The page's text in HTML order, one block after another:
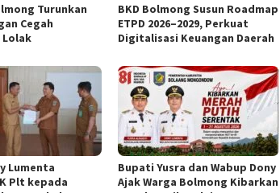
Turunkan
Cegah
BKD Bolmong Susun Roadmap
ETPD 2026–2029, Perkuat
Digitalisasi Keuangan Daerah
Lumenta
Plt kepada
Bupati Yusra dan Wabup Dony
Ajak Warga Bolmong Kibarkan